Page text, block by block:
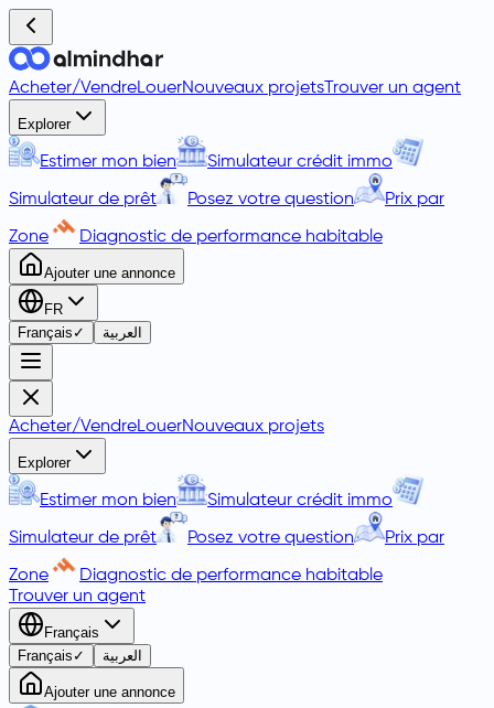
Acheter/VendreLouerNouveaux projets Trouver un agent
Explorer
Estimer mon bien Simulateur crédit immo
Simulateur de prêt Posez votre question Prix par
Zone Diagnostic de performance habitable
Ajouter une annonce
FR
Français ✓ العربية
Acheter/VendreLouerNouveaux projets
Explorer
Estimer mon bien Simulateur crédit immo
Simulateur de prêt Posez votre question Prix par
Zone
Diagnostic de performance habitable
Trouver un agent
Français
Français ✓ العربية
Ajouter une annonce